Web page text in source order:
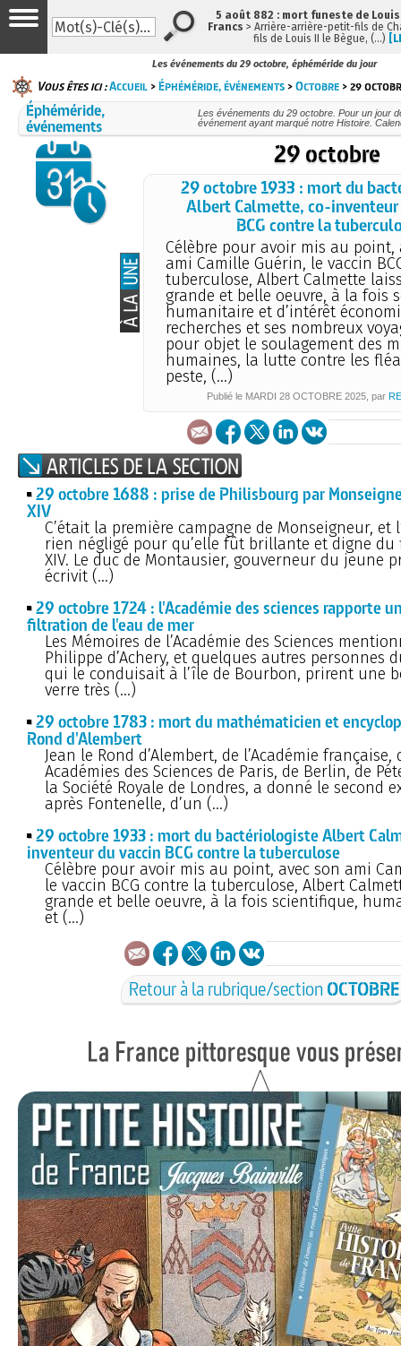
Les événements du 29 octobre, éphéméride du jour
Vous êtes ici :Accueil >Éphéméride, événements >Octobre > 29
Éphéméride,
événements
Les événements du 29 octobre. Pour un jour
événement ayant marqué notre Histoire.
29 octobre
29 octobre 1933 : mort du
Albert Calmette, co-inventeur
BCG contre la
Célèbre pour avoir mis au point,
ami Camille Guérin, le vaccin
tuberculose, Albert Calmette
grande et belle oeuvre, à la fois
humanitaire et d’intérêt
recherches et ses nombreux
pour objet le soulagement des
humaines, la lutte contre les
peste, (…)
Publié le MARDI 28 OCTOBRE 2025 , par
29 octobre 1688 : prise de Philisbourg par
XIV
C’était la première campagne de Monseigneur, et
rien négligé pour qu’elle fût brillante et digne du
XIV. Le duc de Montausier, gouverneur du jeune
écrivit (…)
29 octobre 1724 : l'Académie des sciences rapporte
filtration de l'eau de mer
Les Mémoires de l’Académie des Sciences
Philippe d’Achery, et quelques autres personnes
qui le conduisait à l’île de Bourbon, prirent une
verre très (…)
29 octobre 1783 : mort du mathématicien et
Rond d'Alembert
Jean le Rond d’Alembert, de l’Académie française,
Académies des Sciences de Paris, de Berlin, de
la Société Royale de Londres, a donné le second
après Fontenelle, d’un (…)
29 octobre 1933 : mort du bactériologiste Albert
inventeur du vaccin BCG contre la tuberculose
Célèbre pour avoir mis au point, avec son ami
le vaccin BCG contre la tuberculose, Albert
grande et belle oeuvre, à la fois scientifique,
et (…)
Retour à la rubrique/section OCTOBRE
5 août 882 : mort funeste de
Francs > Arrière-arrière-petit-fils de
fils de Louis II le Bègue, (…)